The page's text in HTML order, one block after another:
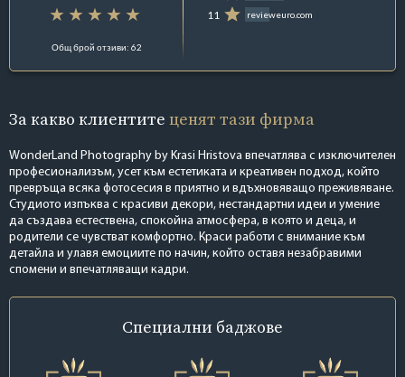
Общ брой отзиви: 62
11
revieweuro.com
За какво клиентите ценят тази фирма
WonderLand Photography by Krasi Hristova впечатлява с изключителен
професионализъм, усет към естетиката и креативен подход, който
превръща всяка фотосесия в приятно и вдъхновяващо преживяване.
Студиото изпъква с красиви декори, нестандартни идеи и умение
да създава естествена, спокойна атмосфера, в която и деца, и
родители се чувстват комфортно. Краси работи с внимание към
детайла и улавя емоциите по начин, който оставя незабравими
спомени и впечатляващи кадри.
Специални баджове